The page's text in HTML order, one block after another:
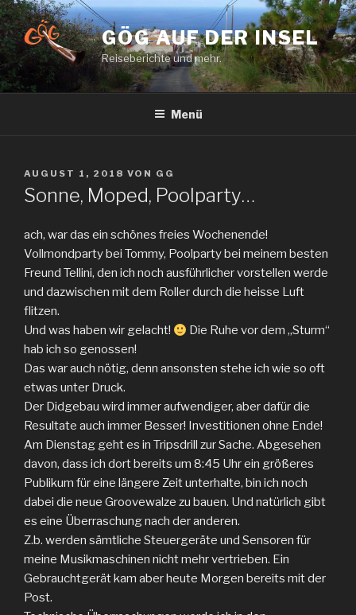
Zum
Inhalt
springen
GÖG AUF DER INSEL
Reiseberichte und mehr.
Menü
VERÖFFENTLICHT
AM
AUGUST 1, 2018 VON GG
Sonne, Moped, Poolparty…
ach, war das ein schönes freies Wochenende!
Vollmondparty bei Tommy, Poolparty bei meinem besten
Freund Tellini, den ich noch ausführlicher vorstellen werde
und dazwischen mit dem Roller durch die heisse Luft
flitzen.
Und was haben wir gelacht!
Die Ruhe vor dem „Sturm“
hab ich so genossen!
Das war auch nötig, denn ansonsten stehe ich wie so oft
etwas unter Druck.
Der Didgebau wird immer aufwendiger, aber dafür die
Resultate auch immer Besser! Investitionen ohne Ende!
Am Dienstag geht es in Tripsdrill zur Sache. Abgesehen
davon, dass ich dort bereits um 8:45 Uhr ein größeres
Publikum für eine längere Zeit unterhalte, bin ich noch
dabei die neue Groovewalze zu bauen. Und natürlich gibt
es eine Überraschung nach der anderen.
Z.b. werden sämtliche Steuergeräte und Sensoren für
meine Musikmaschinen nicht mehr vertrieben. Ein
Gebrauchtgerät kam aber heute Morgen bereits mit der
Post.